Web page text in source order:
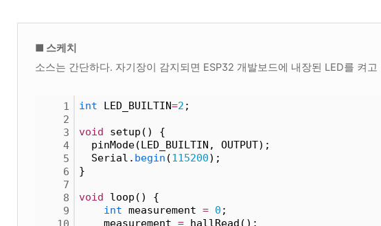
■ 스케치
소스는 간단하다. 자기장이 감지되면 ESP32 개발보드에 내장된 LED를 켜고
1
2
3
4
5
6
7
8
9
int LED_BUILTIN=2 ;
void setup() {
pinMode(LED_BUILTIN, OUTPUT);
Serial. begin (115200);
}
void loop() {
int measurement = 0 ;
measurement = hallRead();